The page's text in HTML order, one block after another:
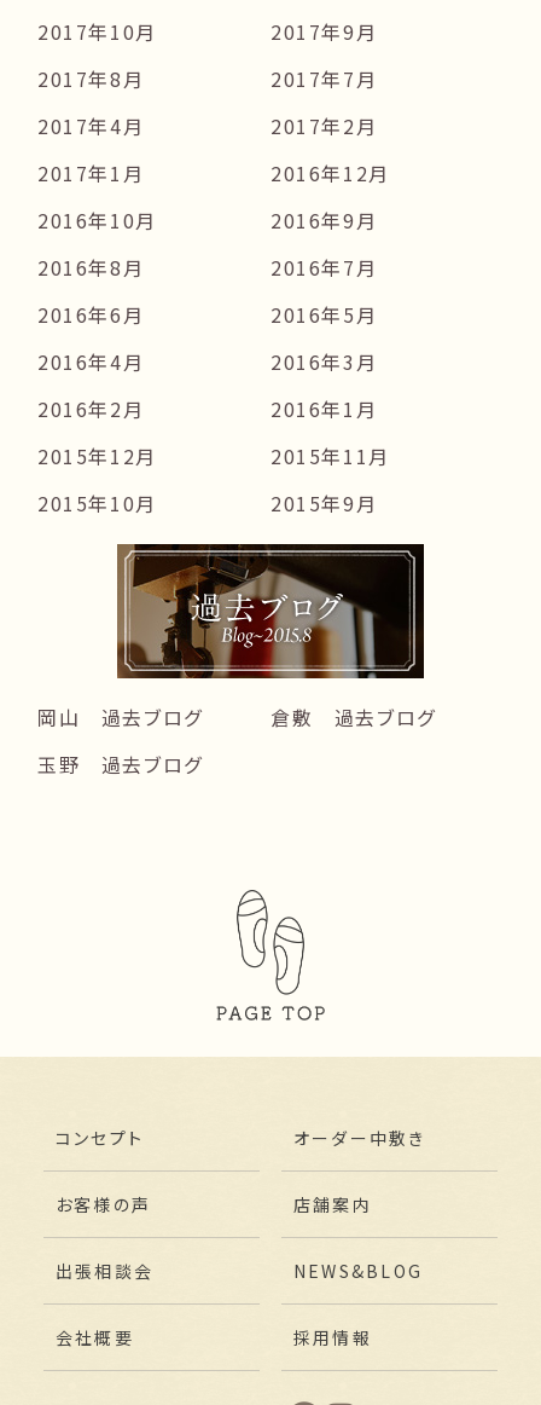
2017年10月
2017年9月
2017年8月
2017年7月
2017年4月
2017年2月
2017年1月
2016年12月
2016年10月
2016年9月
2016年8月
2016年7月
2016年6月
2016年5月
2016年4月
2016年3月
2016年2月
2016年1月
2015年12月
2015年11月
2015年10月
2015年9月
岡山 過去ブログ
倉敷 過去ブログ
玉野 過去ブログ
コンセプト オーダー中敷き
お客様の声 店舗案内
出張相談会 NEWS&BLOG
会社概要 採用情報